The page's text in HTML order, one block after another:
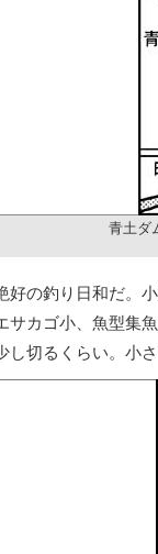
青土ダ
好の釣り日和だ。
サカゴ小、魚型集
し切るくらい。小